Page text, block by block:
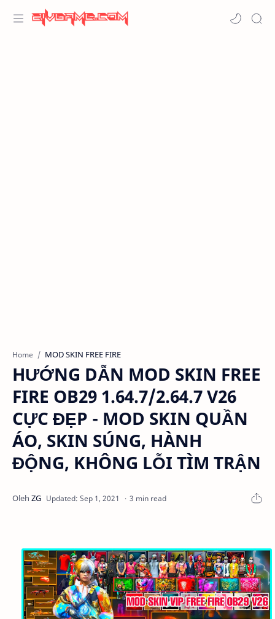
Home MOD SKIN FREE FIRE
HƯỚNG DẪN MOD SKIN FREE
FIRE OB29 1.64.7/2.64.7 V26
CỰC ĐẸP - MOD SKIN QUẦN
ÁO, SKIN SÚNG, HÀNH
ĐỘNG, KHÔNG LỖI TÌM TRẬN
3 min read